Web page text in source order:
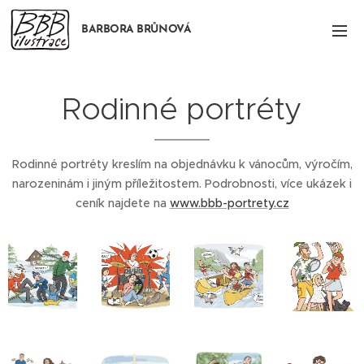
BARBORA BRŮNOVÁ
Rodinné portréty
Rodinné portréty kreslím na objednávku k vánocům, výročím,
narozeninám i jiným příležitostem. Podrobnosti, více ukázek i
ceník najdete na www.bbb-portrety.cz